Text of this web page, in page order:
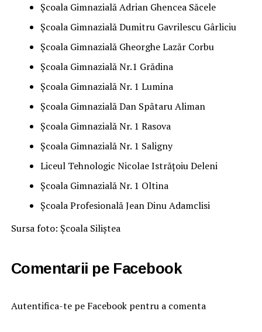
Şcoala Gimnazială Adrian Ghencea Săcele
Şcoala Gimnazială Dumitru Gavrilescu Gârliciu
Școala Gimnazială Gheorghe Lazăr Corbu
Școala Gimnazială Nr.1 Grădina
Școala Gimnazială Nr. 1 Lumina
Şcoala Gimnazială Dan Spătaru Aliman
Școala Gimnazială Nr. 1 Rasova
Şcoala Gimnazială Nr. 1 Saligny
Liceul Tehnologic Nicolae Istrățoiu Deleni
Școala Gimnazială Nr. 1 Oltina
Școala Profesională Jean Dinu Adamclisi
Sursa foto: Școala Siliștea
Comentarii pe Facebook
Autentifica-te pe Facebook pentru a comenta